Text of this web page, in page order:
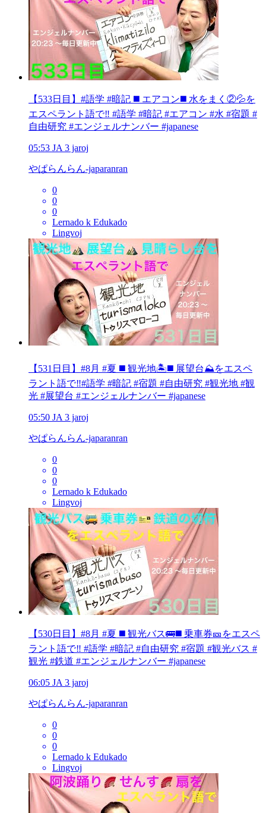
【533日目】#語学 #暗記 ◼️ エアコン◼️ 水をまく②💦を
エスペラント語で‼️ #語学 #暗記 #エアコン #水 #宿題 #
自由研究 #エンジェルナンバー #japanese
05:53 JA 3 jaroj
やぱらんらん-japaranran
0
0
0
Lernado k Edukado
Lingvoj
【531日目】#8月 #夏 ◼️ 観光地🏝️◼️ 展望台⛰️をエスペ
ラント語で‼️#語学 #暗記 #宿題 #自由研究 #観光地 #観
光 #展望台 #エンジェルナンバー #japanese
05:50 JA 3 jaroj
やぱらんらん-japaranran
0
0
0
Lernado k Edukado
Lingvoj
【530日目】#8月 #夏 ◼️ 観光バス🚌◼️ 乗車券🎫をエスペ
ラント語で‼️ #語学 #暗記 #自由研究 #宿題 #観光バス #
観光 #鉄道 #エンジェルナンバー #japanese
06:05 JA 3 jaroj
やぱらんらん-japaranran
0
0
0
Lernado k Edukado
Lingvoj